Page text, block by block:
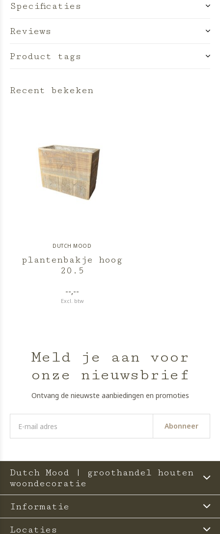
Specificaties
Reviews
Product tags
Recent bekeken
DUTCH MOOD
plantenbakje hoog
20.5
--,--
Excl. btw
Meld je aan voor
onze nieuwsbrief
Ontvang de nieuwste aanbiedingen en promoties
Abonneer
Dutch Mood | groothandel houten
woondecoratie
Informatie
Locaties